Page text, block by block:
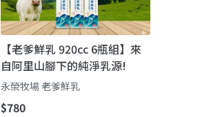
【老爹鮮乳 920cc 6瓶組】來
自阿里山腳下的純淨乳源!
永榮牧場 老爹鮮乳
$780